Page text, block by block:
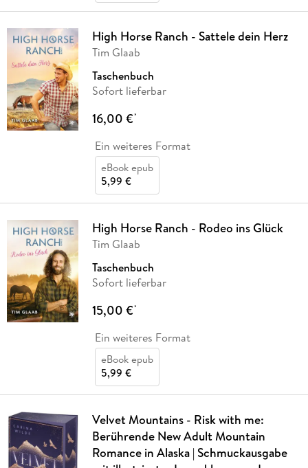
High Horse Ranch - Sattele dein Herz
Tim Glaab
Taschenbuch
Sofort lieferbar
16,00 €*
Ein weiteres Format
eBook epub
5,99 €
High Horse Ranch - Rodeo ins Glück
Tim Glaab
Taschenbuch
Sofort lieferbar
15,00 €*
Ein weiteres Format
eBook epub
5,99 €
Velvet Mountains - Risk with me:
Berührende New Adult Mountain
Romance in Alaska | Schmuckausgabe